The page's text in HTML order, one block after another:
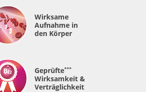
Wirksame
Aufnahme in
den Körper
Geprüfte***
Wirksamkeit &
Verträglichkeit